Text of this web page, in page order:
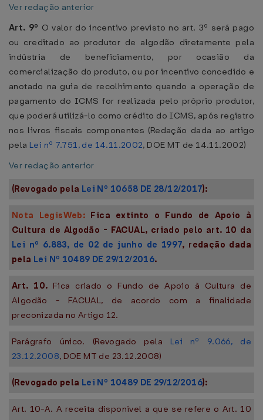
Ver redação anterior
Art. 9º O valor do incentivo previsto no art. 3º será pago
ou creditado ao produtor de algodão diretamente pela
indústria de beneficiamento, por ocasião da
comercialização do produto, ou por incentivo concedido e
anotado na guia de recolhimento quando a operação de
pagamento do ICMS for realizada pelo próprio produtor,
que poderá utilizá-lo como crédito do ICMS, após registro
nos livros fiscais componentes (Redação dada ao artigo
pela Lei nº 7.751, de 14.11.2002, DOE MT de 14.11.2002)
Ver redação anterior
(Revogado pela Lei Nº 10658 DE 28/12/2017):
Nota LegisWeb: Fica extinto o Fundo de Apoio à
Cultura de Algodão - FACUAL, criado pelo art. 10 da
Lei nº 6.883, de 02 de junho de 1997, redação dada
pela Lei Nº 10489 DE 29/12/2016.
Art. 10. Fica criado o Fundo de Apoio à Cultura de
Algodão - FACUAL, de acordo com a finalidade
preconizada no Artigo 12.
Parágrafo único. (Revogado pela Lei nº 9.066, de
23.12.2008, DOE MT de 23.12.2008)
(Revogado pela Lei Nº 10489 DE 29/12/2016):
Art. 10-A. A receita disponível a que se refere o Art. 10